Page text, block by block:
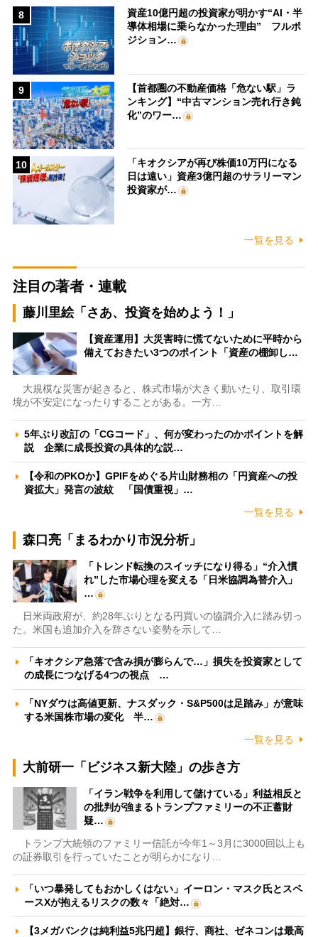
8
資産10億円超の投資家が明かす“AI・半
導体相場に乗らなかった理由” フルポ
ジション…
9
【首都圏の不動産価格「危ない駅」ラ
ンキング】“中古マンション売れ行き鈍
化”のワー…
10
「キオクシアが再び株価10万円になる
日は遠い」資産3億円超のサラリーマン
投資家が…
一覧を見る
注目の著者・連載
藤川里絵「さあ、投資を始めよう！」
【資産運用】大災害時に慌てないために平時から
備えておきたい3つのポイント「資産の棚卸し…
大規模な災害が起きると、株式市場が大きく動いたり、取引環
境が不安定になったりすることがある。一方…
5年ぶり改訂の「CGコード」、何が変わったのかポイントを解
説 企業に成長投資の具体的な説…
【令和のPKOか】GPIFをめぐる片山財務相の「円資産への投
資拡大」発言の波紋 「国債重視」…
一覧を見る
森口亮「まるわかり市況分析」
「トレンド転換のスイッチになり得る」“介入慣
れ”した市場心理を変える「日米協調為替介入」
…
日米両政府が、約28年ぶりとなる円買いの協調介入に踏み切っ
た。米国も追加介入を辞さない姿勢を示して…
「キオクシア急落で含み損が膨らんで…」損失を投資家として
の成長につなげる4つの視点 …
「NYダウは高値更新、ナスダック・S&P500は足踏み」が意味
する米国株市場の変化 半…
一覧を見る
大前研一「ビジネス新大陸」の歩き方
「イラン戦争を利用して儲けている」利益相反と
の批判が強まるトランプファミリーの不正蓄財
疑…
トランプ大統領のファミリー信託が今年1～3月に3000回以上も
の証券取引を行っていたことが明らかになり…
「いつ暴発してもおかしくはない」イーロン・マスク氏とスペ
ースXが抱えるリスクの数々「絶対…
【3メガバンクは純利益5兆円超】銀行、商社、ゼネコンは最高